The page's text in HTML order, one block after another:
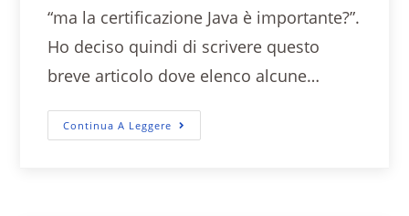
“ma la certificazione Java è importante?”.
Ho deciso quindi di scrivere questo
breve articolo dove elenco alcune…
Continua A Leggere